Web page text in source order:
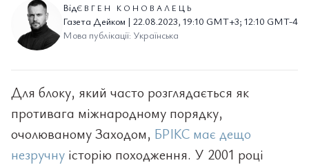
ВідЄВГЕН КОНОВАЛЕЦЬ
Газета Дейком | 22.08.2023, 19:10 GMT+3; 12:10 GMT-4
Мова публікації: Українська
Для блоку, який часто розглядається як
противага міжнародному порядку,
очолюваному Заходом, БРІКС має дещо
незручну історію походження. У 2001 році